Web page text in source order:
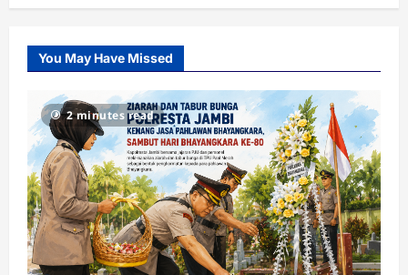
You May Have Missed
2 minutes read